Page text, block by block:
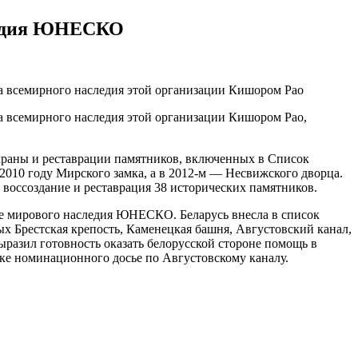
ЮНЕСКО
наследия этой организации Кишором Рао
наследия этой организации Кишором Рао,
и реставрации памятников, включенных в Список
году Мирского замка, а в 2012-м — Несвижского дворца.
и реставрация 38 исторических памятников.
мирового наследия ЮНЕСКО. Беларусь внесла в список
крепость, Каменецкая башня, Августовский канал,
готовность оказать белорусской стороне помощь в
номинационного досье по Августовскому каналу.